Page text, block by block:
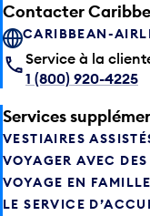
Contacter
CARIBBEAN-
Service à la
1 (800) 920-4225
Services
VESTIAIRES
VOYAGER AVEC
VOYAGE EN FAMILLE
LE SERVICE